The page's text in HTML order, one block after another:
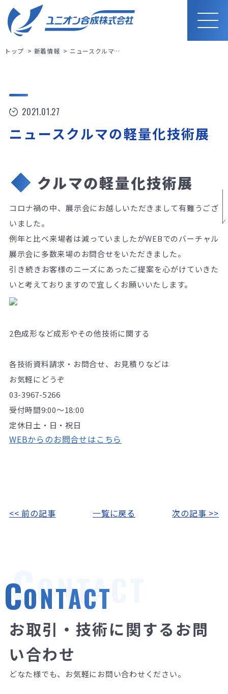
MEN
U
トップ 新着情報 ニュースクルマの軽量化技術展
2021.01.27
ニュースクルマの軽量化技術展
クルマの軽量化技術展
コロナ禍の中、展示会にお越しいただきまして有難うござ
いました。
例年と比べ来場者は減っていましたがWEBでのバーチャル
展示会に多数来場のお問合せをいただきました。
引き続きお客様のニーズにあったご提案を心がけていきた
いと考えておりますので宜しくお願いいたします。
2色成形など成形やその他技術に関する
各技術資料請求・お問合せ、お見積りなどは
お気軽にどうぞ
03-3967-5266
受付時間9:00～18:00
定休日土・日・祝日
WEBからのお問合せはこちら
<< 前の記事 一覧に戻る 次の記事 >>
CONTACT
CONTACT
お取引・技術に関するお問
い合わせ
どなた様でも、お気軽にお問い合わせください。